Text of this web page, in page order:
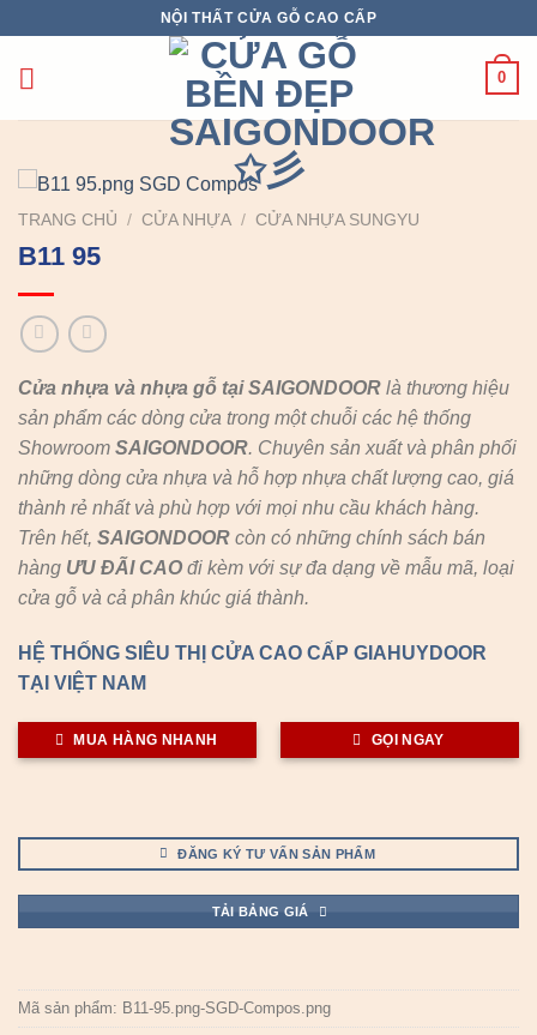
nội
NỘI THẤT CỬA GỖ CAO CẤP
0
TRANG CHỦ / CỬA NHỰA / CỬA NHỰA SUNGYU
B11 95
Cửa nhựa và nhựa gỗ tại SAIGONDOOR là thương hiệu
sản phẩm các dòng cửa trong một chuỗi các hệ thống
Showroom SAIGONDOOR. Chuyên sản xuất và phân phối
những dòng cửa nhựa và hỗ hợp nhựa chất lượng cao, giá
thành rẻ nhất và phù hợp với mọi nhu cầu khách hàng.
Trên hết, SAIGONDOOR còn có những chính sách bán
hàng ƯU ĐÃI CAO đi kèm với sự đa dạng về mẫu mã, loại
cửa gỗ và cả phân khúc giá thành.
HỆ THỐNG SIÊU THỊ CỬA CAO CẤP GIAHUYDOOR
TẠI VIỆT NAM
MUA HÀNG NHANH GỌI NGAY
ĐĂNG KÝ TƯ VẤN SẢN PHẨM
TẢI BẢNG GIÁ
Mã sản phẩm: B11-95.png-SGD-Compos.png